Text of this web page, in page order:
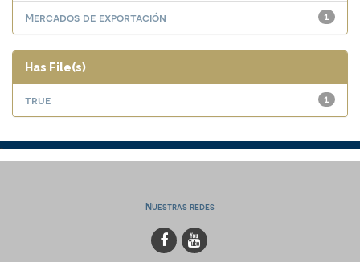
1
Mercados de exportación
Has File(s)
1
true
Nuestras redes